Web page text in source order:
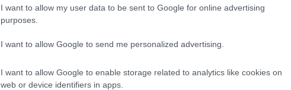
I want to allow my user data to be sent to Google for online advertising
purposes.
I want to allow Google to send me personalized advertising.
I want to allow Google to enable storage related to analytics like cookies on
web or device identifiers in apps.